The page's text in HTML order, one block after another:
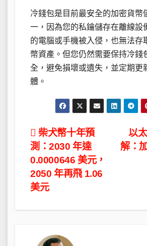
冷錢包是目前最安全的加密貨幣
一，因為您的私鑰儲存在離線設
的電腦或手機被入侵，也無法存
幣資產。但您仍然需要保持冷錢
全，避免損壞或遺失，並定期更
體。
文
章
導
以
解：
柴犬幣十年預
測：2030 年達
0.0000646 美元，
2050 年再飛 1.06
美元